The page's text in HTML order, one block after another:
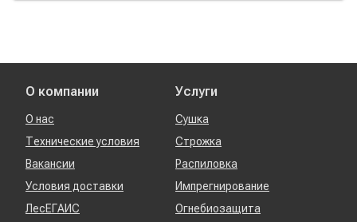
О компании
О нас
Технические условия
Вакансии
Условия доставки
ЛесЕГАИС
Услуги
Сушка
Строжка
Распиловка
Импрегнирование
Огнебиозащита